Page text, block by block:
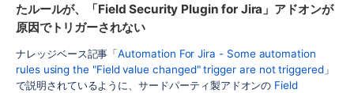
たルールが、「Field Security Plugin for Jira」アドオンが
原因でトリガーされない
ナレッジベース記事「Automation For Jira - Some automation
rules using the "Field value changed" trigger are not triggered」
で説明されているように、サードパーティ製アドオンの Field